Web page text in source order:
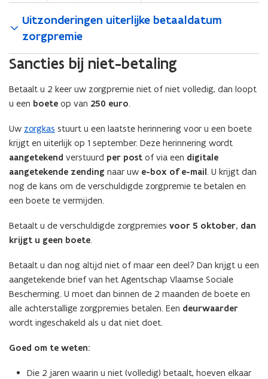
Uitzonderingen uiterlijke betaaldatum
zorgpremie
Sancties bij niet-betaling
Betaalt u 2 keer uw zorgpremie niet of niet volledig, dan loopt
u een boete op van 250 euro.
Uw zorgkas stuurt u een laatste herinnering voor u een boete
krijgt en uiterlijk op 1 september. Deze herinnering wordt
aangetekend verstuurd per post of via een digitale
aangetekende zending naar uw e-box of e-mail. U krijgt dan
nog de kans om de verschuldigde zorgpremie te betalen en
een boete te vermijden.
Betaalt u de verschuldigde zorgpremies voor 5 oktober, dan
krijgt u geen boete.
Betaalt u dan nog altijd niet of maar een deel? Dan krijgt u een
aangetekende brief van het Agentschap Vlaamse Sociale
Bescherming. U moet dan binnen de 2 maanden de boete en
alle achterstallige zorgpremies betalen. Een deurwaarder
wordt ingeschakeld als u dat niet doet.
Goed om te weten:
Die 2 jaren waarin u niet (volledig) betaalt, hoeven elkaar